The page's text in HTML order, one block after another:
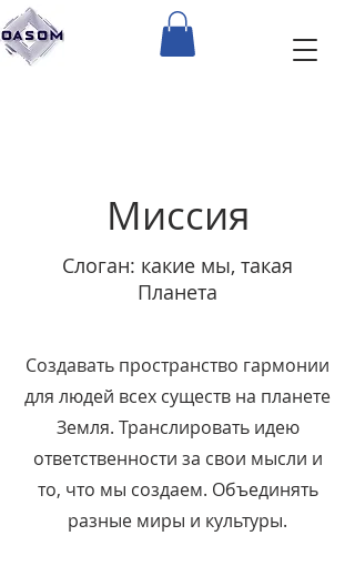
Миссия
Слоган: какие мы, такая
Планета
Создавать пространство гармонии
для людей всех существ на планете
Земля. Транслировать идею
ответственности за свои мысли и
то, что мы создаем. Объединять
разные миры и культуры.